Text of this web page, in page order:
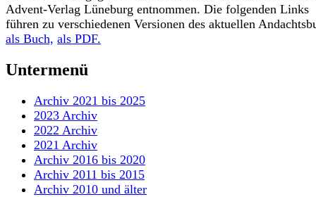
Advent-Verlag Lüneburg entnommen. Die folgenden Links
führen zu verschiedenen Versionen des aktuellen
als Buch, als PDF.
Untermenü
Archiv 2021 bis 2025
2023 Archiv
2022 Archiv
2021 Archiv
Archiv 2016 bis 2020
Archiv 2011 bis 2015
Archiv 2010 und älter